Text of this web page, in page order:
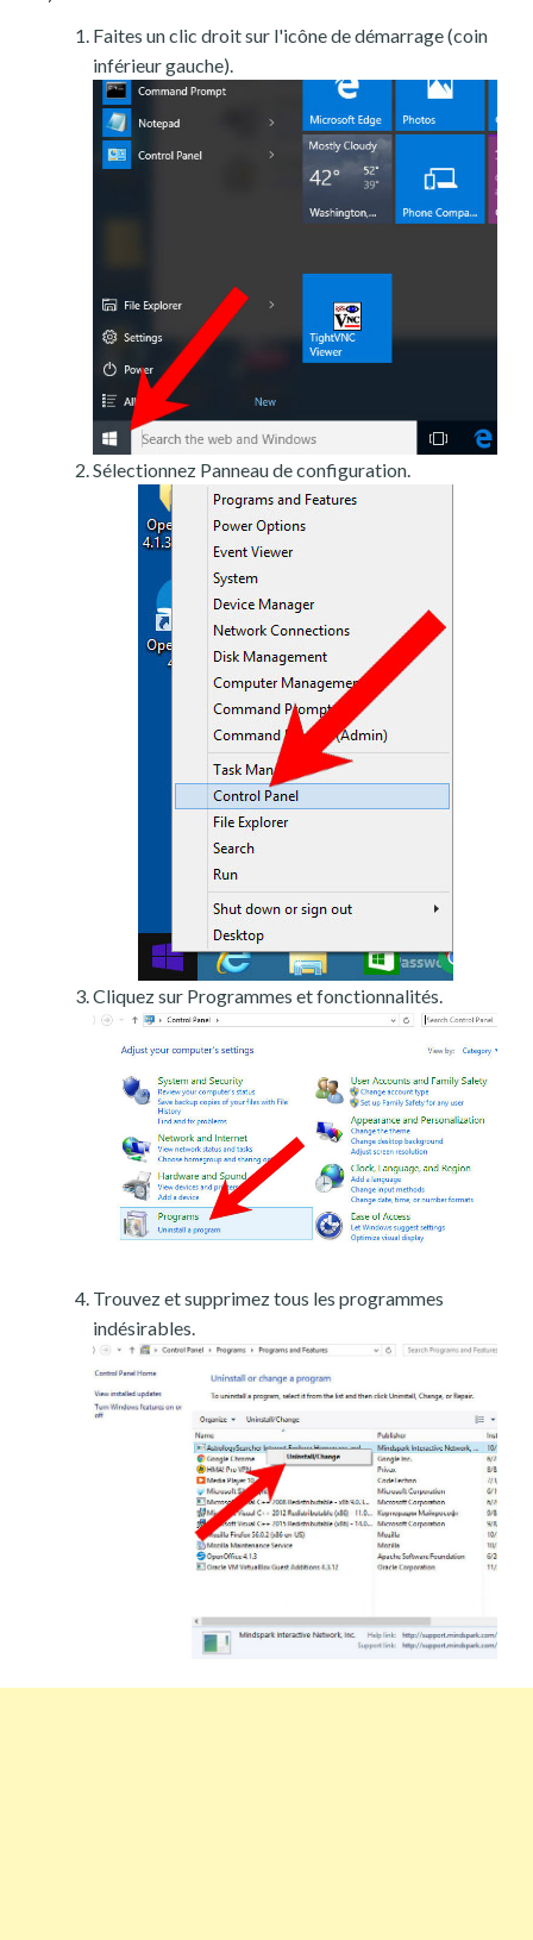
Faites un clic droit sur l'icône de démarrage (coin
inférieur gauche).
Sélectionnez Panneau de configuration.
Cliquez sur Programmes et fonctionnalités.
Trouvez et supprimez tous les programmes
indésirables.